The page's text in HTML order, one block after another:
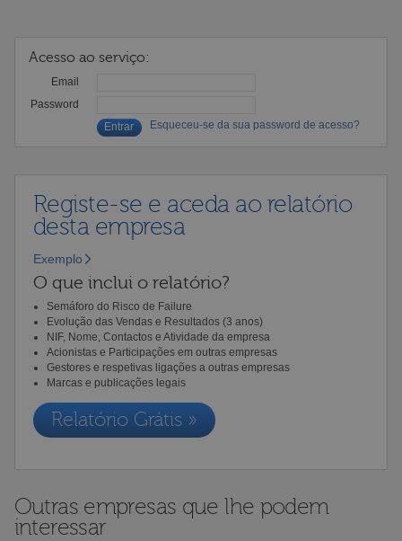
Acesso ao serviço:
Email
Password
Esqueceu-se da sua password de acesso?
Registe-se e aceda ao relatório
desta empresa
Exemplo
O que inclui o relatório?
Semáforo do Risco de Failure
Evolução das Vendas e Resultados (3 anos)
NIF, Nome, Contactos e Atividade da empresa
Acionistas e Participações em outras empresas
Gestores e respetivas ligações a outras empresas
Marcas e publicações legais
Relatório Grátis »
Outras empresas que lhe podem
interessar